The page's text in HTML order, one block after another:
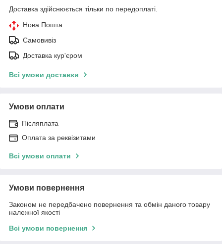
Доставка здійснюється тільки по передоплаті.
Нова Пошта
Самовивіз
Доставка кур'єром
Всі умови доставки
Умови оплати
Післяплата
Оплата за реквізитами
Всі умови оплати
Умови повернення
Законом не передбачено повернення та обмін даного товару
належної якості
Всі умови повернення